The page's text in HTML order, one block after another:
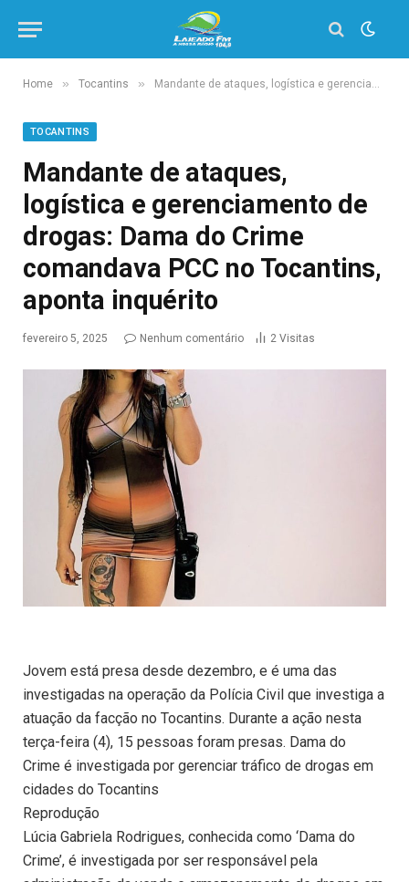
Home » Tocantins » Mandante de ataques, logística e gerenciamento de drogas: Dama do Crime comandava PCC no Tocantins, aponta inquérito
TOCANTINS
Mandante de ataques,
logística e gerenciamento de
drogas: Dama do Crime
comandava PCC no Tocantins,
aponta inquérito
fevereiro 5, 2025 Nenhum comentário 2 Visitas
Jovem está presa desde dezembro, e é uma das
investigadas na operação da Polícia Civil que investiga a
atuação da facção no Tocantins. Durante a ação nesta
terça-feira (4), 15 pessoas foram presas. Dama do
Crime é investigada por gerenciar tráfico de drogas em
cidades do Tocantins
Reprodução
Lúcia Gabriela Rodrigues, conhecida como ‘Dama do
Crime’, é investigada por ser responsável pela